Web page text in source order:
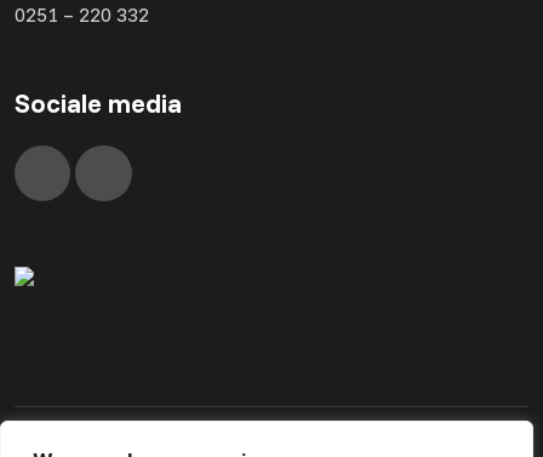
0251 – 220 332
Sociale media